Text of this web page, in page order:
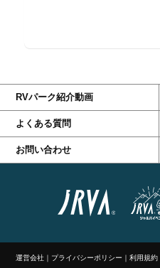
RVパーク紹介動画
よくある質問
お問い合わせ
運営会社 ｜ プライバシーポリシー ｜利用規約